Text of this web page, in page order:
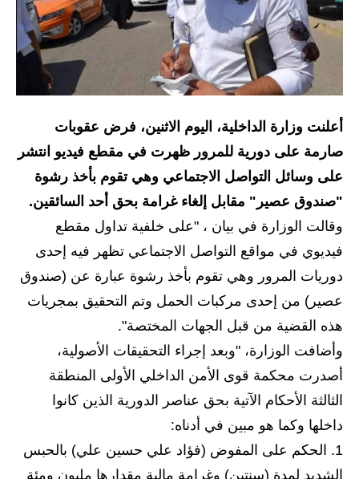
اخبار العراق
الاخبار السياسية
الاخبار الامنية
الاخبار الاقتصادية
الاخبار الرياضية
المدارس
اخبار وقرارات وزارة التربية
نتائج الامتحانات
المرحلة الابتدائية
المرحلة المتوسطة
المرحلة الاعدادية
المرحلة الابتدائية
أعلنت وزارة الداخلية، اليوم الاثنين، فرض عقوبات
صارمة على دورية للمرور ظهرت في مقطع فيديو انتشر
على وسائل التواصل الاجتماعي وهي تقوم بأخذ رشوة
"صندوق عصير" مقابل إلغاء غرامة بحق أحد السائقين.
وقالت الوزارة في بيان ، "على خلفية تداول مقطع
فيديوي في مواقع التواصل الاجتماعي تظهر فيه إحدى
دوريات المرور وهي تقوم بأخذ رشوة عبارة عن (صندوق
عصير) من إحدى مركبات الحمل وتم التحقيق بمجريات
هذه القضية من قبل الجهات المختصة".
وأضافت الوزارة، "وبعد إجراء التحقيقات الأصولية،
أصدرت محكمة قوى الأمن الداخلي الأولى المنطقة
الثالثة الأحكام الآتية بحق عناصر الدورية الذين كانوا
داخلها وكما هو مبين في أدناه:
1. الحكم على المفوض (فؤاد علي حسين علي) بالحبس
الشديد لمدة (سنتين) وغرامة مالية مقدارها مليون ومئة